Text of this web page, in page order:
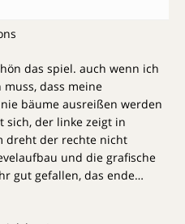
das spiel. auch wenn ich
dass meine
bäume ausreißen werden
sich, der linke zeigt in
dreht der rechte nicht
und die grafische
gut gefallen, das ende…